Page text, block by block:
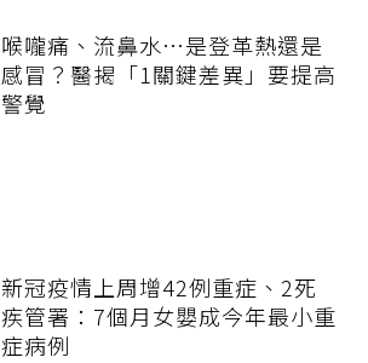
喉嚨痛、流鼻水⋯是登革熱還是
感冒？醫揭「1關鍵差異」要提高
警覺
新冠疫情上周增42例重症、2死
疾管署：7個月女嬰成今年最小重
症病例